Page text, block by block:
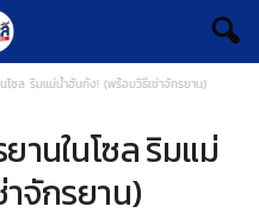
โซล ริมแม่น้ำฮันกัง! (พร้อมวิธีเช่าจักรยาน)
านในโซล ริมแม่
จักรยาน)